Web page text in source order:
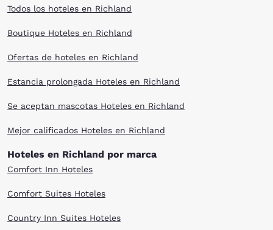
Todos los hoteles en Richland
Boutique Hoteles en Richland
Ofertas de hoteles en Richland
Estancia prolongada Hoteles en Richland
Se aceptan mascotas Hoteles en Richland
Mejor calificados Hoteles en Richland
Hoteles en Richland por marca
Comfort Inn Hoteles
Comfort Suites Hoteles
Country Inn Suites Hoteles